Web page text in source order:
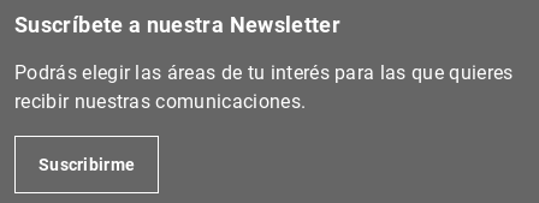
Suscríbete a nuestra Newsletter
Podrás elegir las áreas de tu interés para las que quieres
recibir nuestras comunicaciones.
Suscribirme